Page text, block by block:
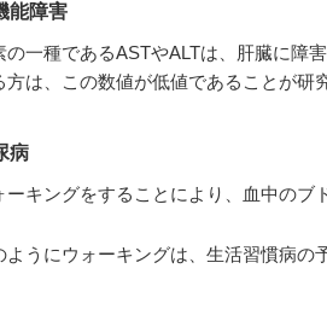
能障害
の一種であるASTやALTは、肝臓に障
方は、この数値が低値であることが研
病
ーキングをすることにより、血中のブ
ようにウォーキングは、生活習慣病の